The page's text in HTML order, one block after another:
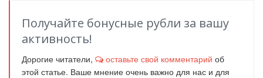
Получайте бонусные рубли за вашу
активность!
Дорогие читатели, оставьте свой комментарий об
этой статье. Ваше мнение очень важно для нас и для